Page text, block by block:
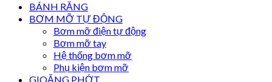
BÁNH RĂNG
BƠM MỠ TỰ ĐỘNG
Bơm mỡ điện tự động
Bơm mỡ tay
Hệ thống bơm mỡ
Phụ kiện bơm mỡ
GIOĂNG PHỚT